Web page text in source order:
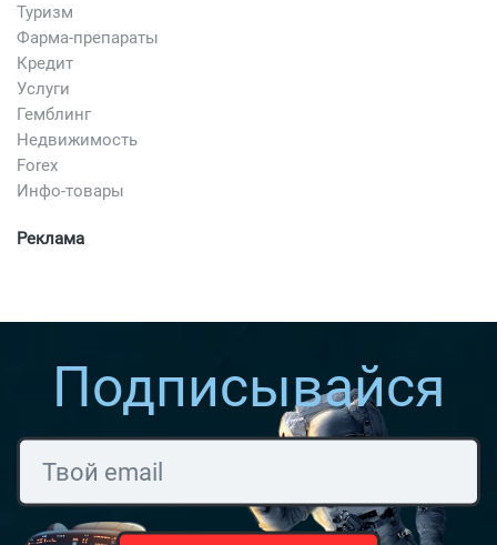
Туризм
Фарма-препараты
Кредит
Услуги
Гемблинг
Недвижимость
Forex
Инфо-товары
Реклама
Подписывайся